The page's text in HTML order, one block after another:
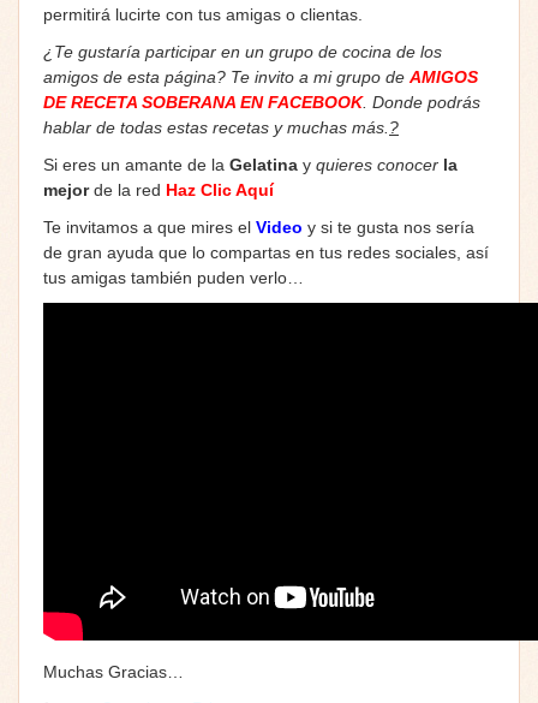
permitirá lucirte con tus amigas o clientas.
¿Te gustaría participar en un grupo de cocina de los
amigos de esta página? Te invito a mi grupo de AMIGOS
DE RECETA SOBERANA EN FACEBOOK. Donde podrás
hablar de todas estas recetas y muchas más. ?
Si eres un amante de la Gelatina y quieres conocer la
mejorde la red Haz Clic Aquí
Te invitamos a que mires el Video y si te gusta nos sería
de gran ayuda que lo compartas en tus redes sociales, así
tus amigas también puden verlo…
Muchas Gracias…